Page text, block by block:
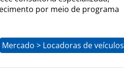
por meio de programa
Mercado > Locadoras de veículos